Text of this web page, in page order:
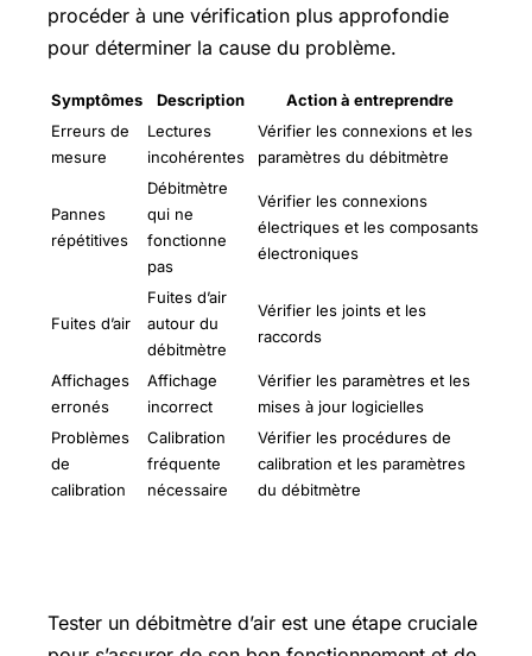
procéder à une vérification plus approfondie
pour déterminer la cause du problème.
Symptômes Description
Action à entreprendre
Erreurs de
mesure
Lectures
incohérentes
Vérifier les connexions et les
paramètres du débitmètre
Pannes
répétitives
Débitmètre
qui ne
fonctionne
pas
Vérifier les connexions
électriques et les composants
électroniques
Fuites d’air
Fuites d’air
autour du
débitmètre
Vérifier les joints et les
raccords
Affichages
erronés
Affichage
incorrect
Vérifier les paramètres et les
mises à jour logicielles
Problèmes
de
calibration
Calibration
fréquente
nécessaire
Vérifier les procédures de
calibration et les paramètres
du débitmètre
Tester un débitmètre d’air est une étape cruciale